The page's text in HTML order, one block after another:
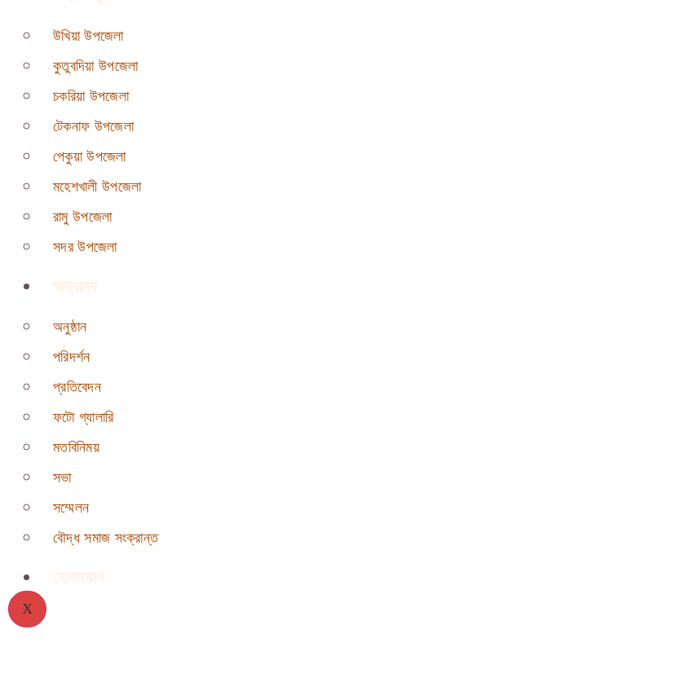
উখিয়া উপজেলা
কুতুবদিয়া উপজেলা
চকরিয়া উপজেলা
টেকনাফ উপজেলা
পেকুয়া উপজেলা
মহেশখালী উপজেলা
রামু উপজেলা
সদর উপজেলা
অন্যান্য
অনুষ্ঠান
পরিদর্শন
প্রতিবেদন
ফটো গ্যালারি
মতবিনিময়
সভা
সম্মেলন
বৌদ্ধ সমাজ সংক্রান্ত
যোগাযোগ
X